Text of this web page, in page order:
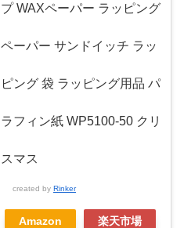
プ WAXペーパー ラッピング
ペーパー サンドイッチ ラッ
ピング 袋 ラッピング用品 パ
ラフィン紙 WP5100-50 クリ
スマス
created by Rinker
Amazon 楽天市場